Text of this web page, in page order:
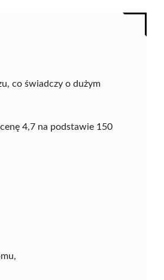
co świadczy o dużym
4,7 na podstawie 150